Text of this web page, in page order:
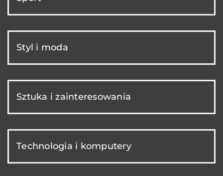
Styl i moda
Sztuka i zainteresowania
Technologia i komputery